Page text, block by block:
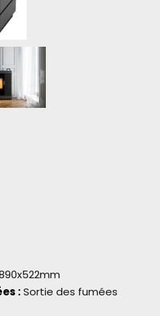
:Sortie des fumées